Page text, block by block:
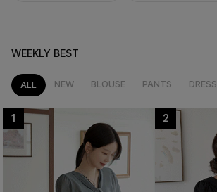
WEEKLY BEST
ALL NEW BLOUSE PANTS DRESS